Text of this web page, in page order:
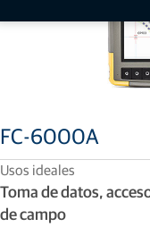
FC-6000A
Usos ideales
Toma de datos,
de campo